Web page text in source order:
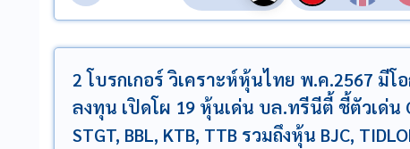
2 โบรกเกอร์ วิเคราะห์หุ้นไทย พ.ค.2567 มี
ลงทุน เปิดโผ 19 หุ้นเด่น บล.ทรีนีตี้ ชี้ตัวเด่น
STGT, BBL, KTB, TTB รวมถึงหุ้น BJC,